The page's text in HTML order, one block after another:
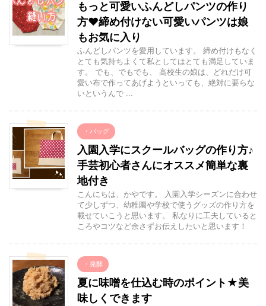
もっと可愛いふんどしパンツの作り
方♥締め付けない可愛いパンツは娘
もお気に入り
ふんどしパンツを愛用しています。 締め付けもなく
とても気持ちよくて私としてはとても満足していま
す。 でも、でもでも、 高校生の娘は、どれだけ可
愛い布で作ってあげようといっても、絶対に要らな
いというんで ...
・バッグ
入園入学にスクールバッグの作り方♪
手芸初心者さんにオススメ簡単な裏
地付き
こんにちは、かやです。 入園入学シーズンに合わせ
て少しずつ、幼稚園や学校で使うグッズの作り方を
載せていこうと思います。 私なりに工夫していると
ころやコツなど余さずお伝えしたいと思います！
・発酵
夏に味噌を仕込む時のポイント★美
味しくできます